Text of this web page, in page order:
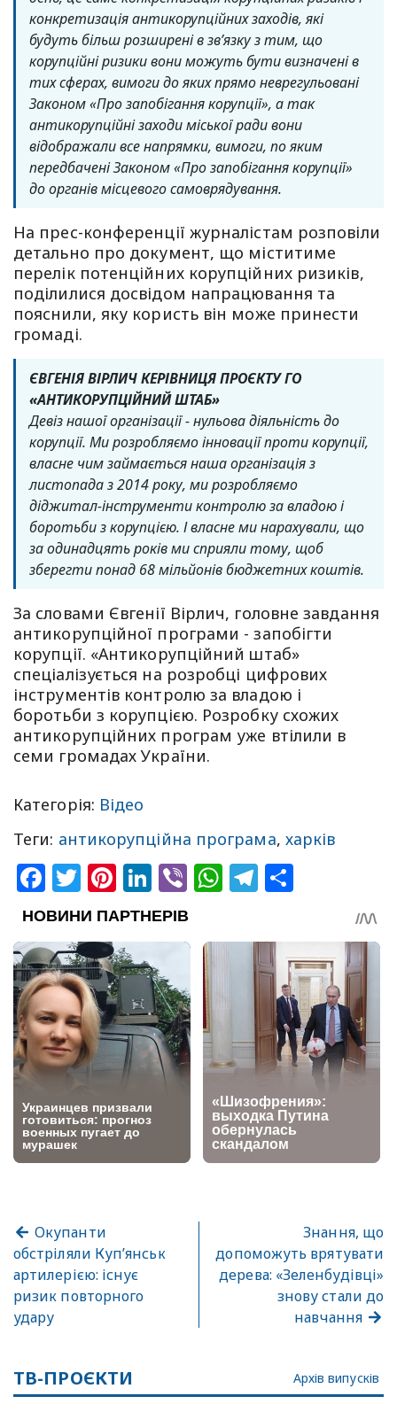
конкретизація антикорупційних заходів, які
будуть більш розширені в звʼязку з тим, що
корупційні ризики вони можуть бути визначені в
тих сферах, вимоги до яких прямо неврегульовані
Законом «Про запобігання корупції», а так
антикорупційні заходи міської ради вони
відображали все напрямки, вимоги, по яким
передбачені Законом «Про запобігання корупції»
до органів місцевого самоврядування.
На прес-конференції журналістам розповіли
детально про документ, що міститиме
перелік потенційних корупційних ризиків,
поділилися досвідом напрацювання та
пояснили, яку користь він може принести
громаді.
ЄВГЕНІЯ ВІРЛИЧ КЕРІВНИЦЯ ПРОЄКТУ ГО
«АНТИКОРУПЦІЙНИЙ ШТАБ»
Девіз нашої організації - нульова діяльність до
корупції. Ми розробляємо інновації проти корупції,
власне чим займається наша організація з
листопада з 2014 року, ми розробляємо
діджитал-інструменти контролю за владою і
боротьби з корупцією. І власне ми нарахували, що
за одинадцять років ми сприяли тому, щоб
зберегти понад 68 мільйонів бюджетних коштів.
За словами Євгенії Вірлич, головне завдання
антикорупційної програми - запобігти
корупції. «Антикорупційний штаб»
спеціалізується на розробці цифрових
інструментів контролю за владою і
боротьби з корупцією. Розробку схожих
антикорупційних програм уже втілили в
семи громадах України.
Категорія: Відео
Теги: антикорупційна програма, харків
Facebook
Twitter
Pinterest
LinkedIn
ViberWhatsApp
Telegram
Окупанти
обстріляли Куп’янськ
артилерією: існує
ризик повторного
удару
Знання, що
допоможуть врятувати
дерева: «Зеленбудівці»
знову стали до
навчання
ТВ-ПРОЄКТИ Архів випусків